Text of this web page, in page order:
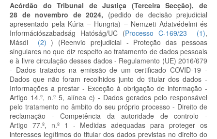
Acórdão do Tribunal de Justiça (Terceira Secção), de
28 de novembro de 2024, (pedido de decisão prejudicial
apresentado pela Kúria – Hungria) – Nemzeti Adatvédelmi és
Információszabadság Hatóság/UC (Processo C-169/23 (1),
Másdi
(2) ) (Reenvio prejudicial - Proteção das pessoas
singulares no que diz respeito ao tratamento de dados pessoais
e à livre circulação desses dados - Regulamento (UE) 2016/679
- Dados tratados na emissão de um certificado COVID-19 -
Dados que não foram recolhidos junto do titular dos dados -
Informações a prestar - Exceção à obrigação de informação -
Artigo 14.º, n.º 5, alínea c) - Dados gerados pelo responsável
pelo tratamento no âmbito do seu próprio processo - Direito de
reclamação - Competência da autoridade de controlo -
Artigo 77.º, n.º 1 - Medidas adequadas para proteger os
interesses legítimos do titular dos dados previstas no direito do